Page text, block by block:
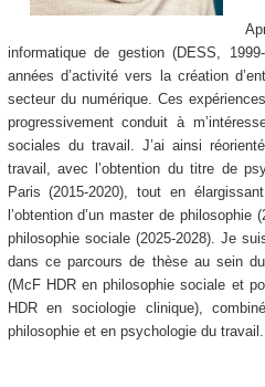
informatique de gestion (DESS,
années d’activité vers la création d’
secteur du numérique. Ces
progressivement conduit à
sociales du travail. J’ai ainsi
travail, avec l’obtention du titre de
Paris (2015-2020), tout en
l’obtention d’un master de philosophie
philosophie sociale (2025-2028). Je
dans ce parcours de thèse au sein
(McF HDR en philosophie sociale et
HDR en sociologie clinique),
philosophie et en psychologie du travail.